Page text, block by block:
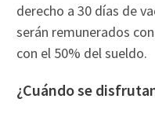
derecho a 30 días de
serán remunerados
con el 50% del sueldo.
¿Cuándo se